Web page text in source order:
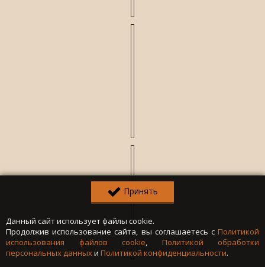
Принять
Данный сайт использует файлы cookie.
Продолжив использование сайта, вы соглашаетесь с Политикой
использования файлов cookie, Политикой обработки
персональных данныхи Политикой конфиденциальности.